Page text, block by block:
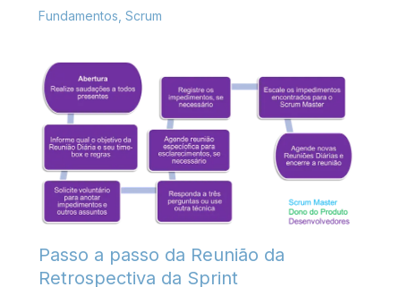
Fundamentos Scrum
Passo a passo da Reunião da
Retrospectiva da Sprint